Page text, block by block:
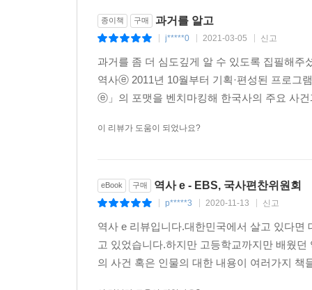
종이책 구매 과거를 알고
j*****0 2021-03-05 신고
과거를 좀 더 심도깊게 알 수 있도록 집필해
역사ⓔ 2011년 10월부터 기획·편성된 프로
ⓔ」의 포맷을 벤치마킹해 한국사의 주요 사
이 리뷰가 도움이 되었나요?
eBook 구매 역사 e - EBS, 국사편찬위원회
p*****3 2020-11-13 신고
역사 e 리뷰입니다.대한민국에서 살고 있다
고 있었습니다.하지만 고등학교까지만 배웠
의 사건 혹은 인물의 대한 내용이 여러가지